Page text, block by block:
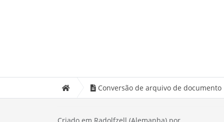
Conversão de arquivo de documento
Criado em Radolfzell (Alemanha) por